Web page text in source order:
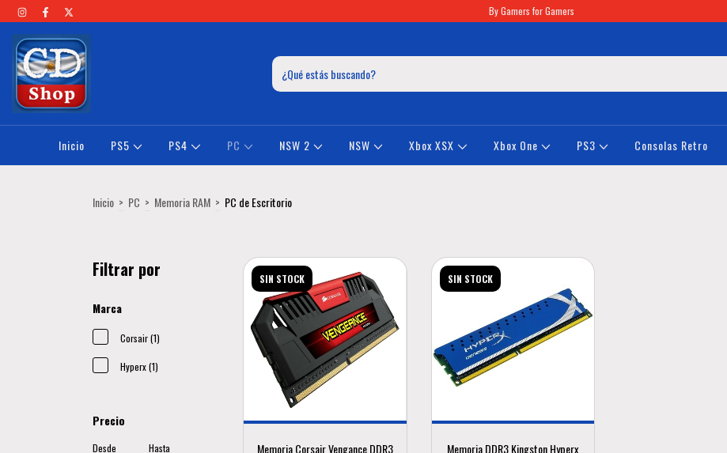
By Gamers for Gamers
Inicio PS5 PS4 PC NSW 2 NSW Xbox XSX Xbox One PS3 Consolas Retro
Inicio > PC > Memoria RAM > PC de Escritorio
Filtrar por
Marca
Corsair (1)
Hyperx (1)
Precio
Desde Hasta
SIN STOCK
Memoria Corsair Vengance DDR3
SIN STOCK
Memoria DDR3 Kingston Hyperx